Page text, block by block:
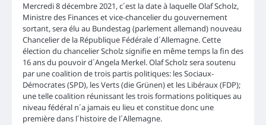
Mercredi 8 décembre 2021, c´est la date à laquelle Olaf Scholz,
Ministre des Finances et vice-chancelier du gouvernement
sortant, sera élu au Bundestag (parlement allemand) nouveau
Chancelier de la République Fédérale d´Allemagne. Cette
élection du chancelier Scholz signifie en même temps la fin des
16 ans du pouvoir d´Angela Merkel. Olaf Scholz sera soutenu
par une coalition de trois partis politiques: les Sociaux-
Démocrates (SPD), les Verts (die Grünen) et les Libéraux (FDP);
une telle coalition réunissant les trois formations politiques au
niveau fédéral n´a jamais eu lieu et constitue donc une
première dans l´histoire de l´Allemagne.